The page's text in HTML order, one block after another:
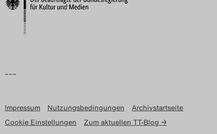
–––
Impressum Nutzungsbedingungen
Archivstartseite
Cookie Einstellungen
Zum aktuellen TT-Blog →